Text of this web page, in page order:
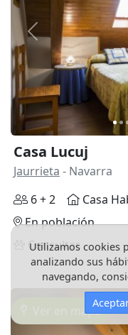
Anterior
Casa Lucuj
Jaurrieta - Navarra
6 + 2
Casa
En población
Consultar
Ver en mapa
Utilizamos cookies
analizando sus
navegando,